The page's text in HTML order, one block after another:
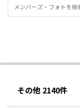
その他 2140件